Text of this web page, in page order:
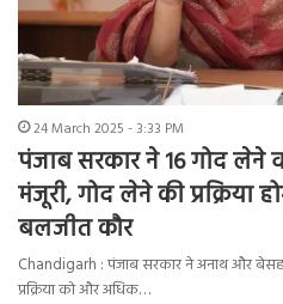
24 March 2025 - 3:33 PM
पंजाब सरकार ने 16 गोद लेने
मंजूरी, गोद लेने की प्रक्रिया
बलजीत कौर
Chandigarh : पंजाब सरकार ने अनाथ और
प्रक्रिया को और अधिक…